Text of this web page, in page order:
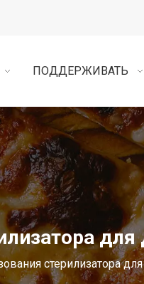
ПОДДЕРЖИВАТЬ
для
стерилизатора